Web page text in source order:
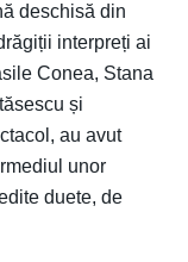
deschisă din
interpreți ai
Conea, Stana
și
au avut
unor
duete, de